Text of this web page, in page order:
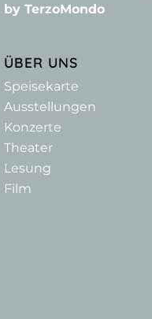
by TerzoMondo
ÜBER UNS
Speisekarte
Ausstellungen
Konzerte
Theater
Lesung
Film